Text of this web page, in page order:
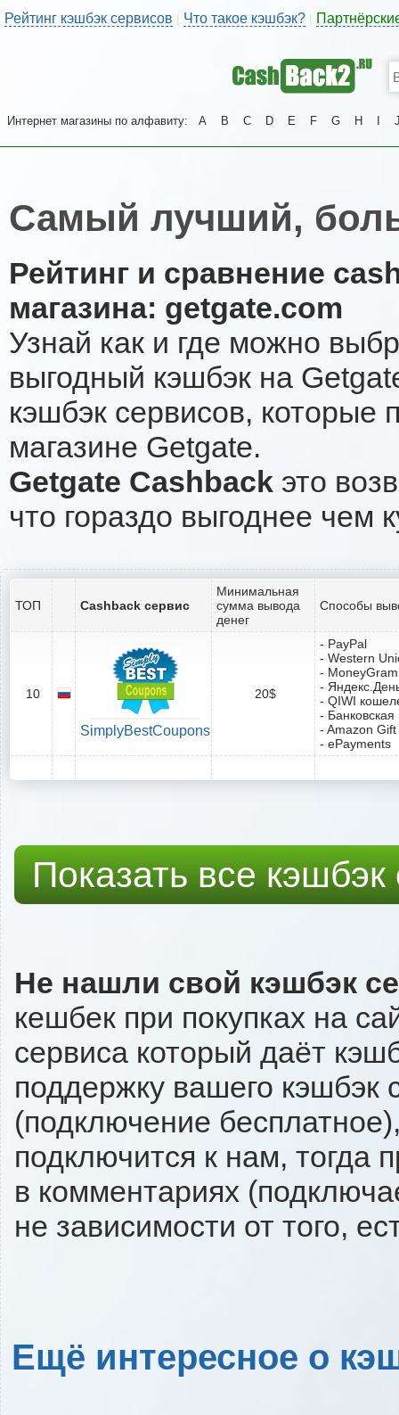
Рейтинг кэшбэк сервисов | Что такое кэшбэк?
Интернет магазины по алфавиту: A B C D E F G H
Самый лучший,
Рейтинг и сравнение
магазина: getgate.com
Узнай как и где можно
выгодный кэшбэк на
кэшбэк сервисов, которые
магазине Getgate.
Getgate Cashback это
что гораздо выгоднее чем
ТОП Cashback сервис
Минимальная
сумма вывода
денег
Способы
10
SimplyBestCoupons
20$
- PayPal
- Western
- MoneyGram
-
- QIWI
-
- Amazon
- ePayments
Показать все
Не нашли свой кэшбэк
кешбек при покупках на
сервиса который даёт
поддержку вашего кэшбэк
(подключение
подключится к нам, тогда
в комментариях
не зависимости от того,
Ещё интересное о